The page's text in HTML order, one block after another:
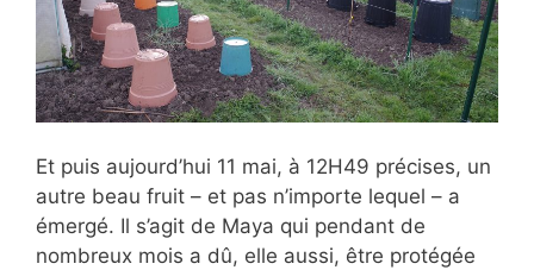
Et puis aujourd’hui 11 mai, à 12H49 précises, un
autre beau fruit – et pas n’importe lequel – a
émergé. Il s’agit de Maya qui pendant de
nombreux mois a dû, elle aussi, être protégée